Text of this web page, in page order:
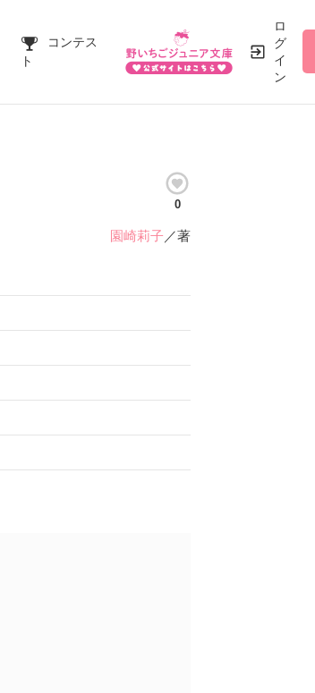
コンテス
ト
ロ
グ
イ
ン
0
園崎莉子 ／著